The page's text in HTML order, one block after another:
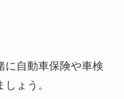
に自動車保険や車検
ょう。